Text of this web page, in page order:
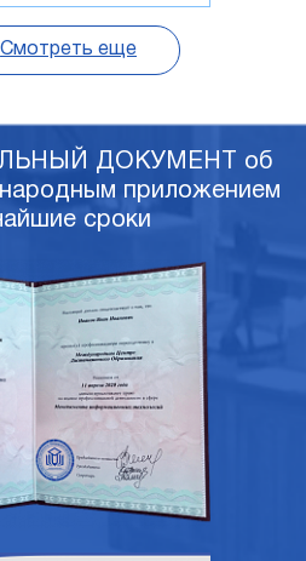
Смотреть еще
ДОКУМЕНТ об
приложением
сроки